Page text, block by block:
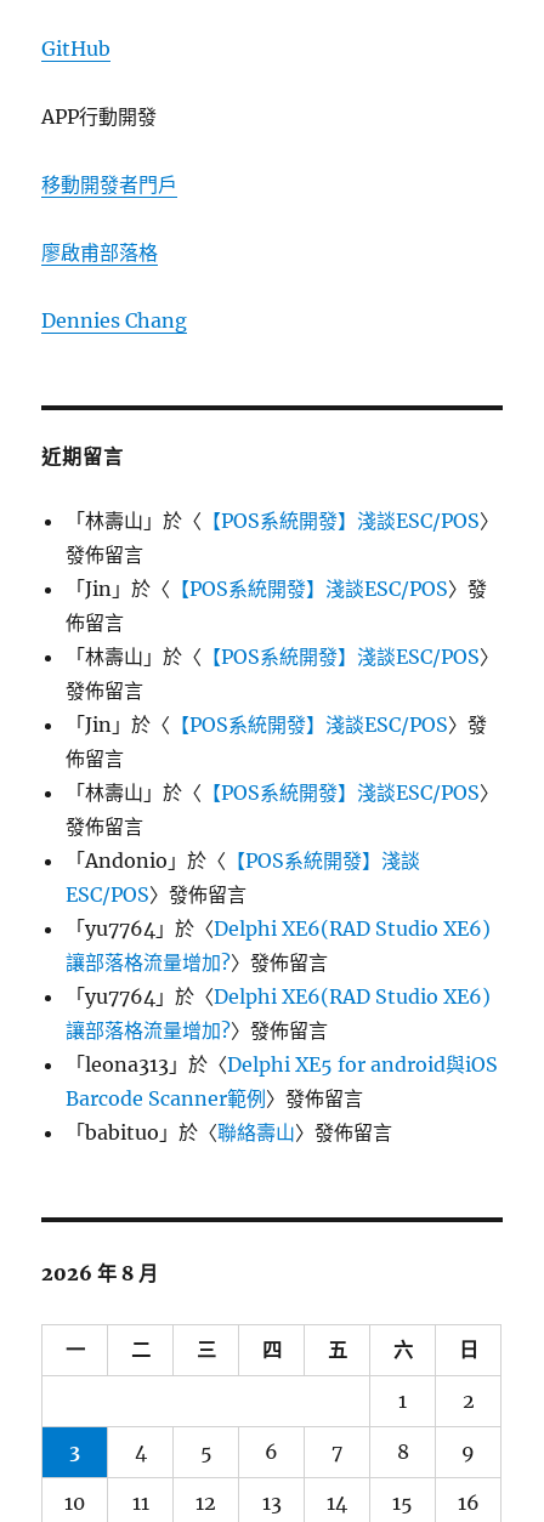
GitHub
APP行動開發
移動開發者門戶
廖啟甫部落格
Dennies Chang
近期留言
「林壽山 」於〈 【POS系統開發】淺談ESC/POS〉
發佈留言
「Jin 」於〈 【POS系統開發】淺談ESC/POS〉發
佈留言
「林壽山 」於〈 【POS系統開發】淺談ESC/POS〉
發佈留言
「Jin 」於〈 【POS系統開發】淺談ESC/POS〉發
佈留言
「林壽山 」於〈 【POS系統開發】淺談ESC/POS〉
發佈留言
「Andonio 」於〈 【POS系統開發】淺談
ESC/POS〉發佈留言
「yu7764 」於〈Delphi XE6(RAD Studio XE6)
讓部落格流量增加?〉發佈留言
「yu7764 」於〈Delphi XE6(RAD Studio XE6)
讓部落格流量增加?〉發佈留言
「leona313 」於〈Delphi XE5 for android與iOS
Barcode Scanner範例 〉發佈留言
「babituo 」於〈聯絡壽山〉發佈留言
2026 年 8 月
一 二 三 四 五 六 日
1 2
3 4 5 6 7 8 9
10 11 12 13 14 15 16